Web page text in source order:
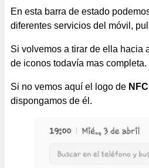
En esta barra de estado
diferentes servicios del móvil,
Si volvemos a tirar de ella hacia
de iconos todavía mas completa.
Si no vemos aquí el logo de NFC
dispongamos de él.